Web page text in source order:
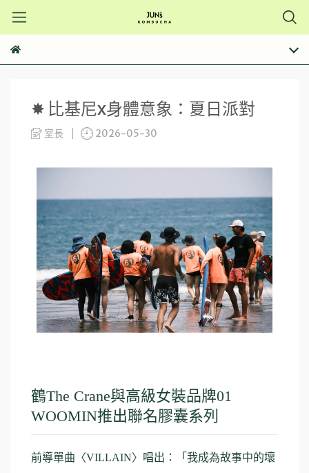
✸ 比基尼x身體意象：夏日派對
室長 2026-05-30
鶴The Crane與高級女裝品牌01
WOOMIN推出聯名膠囊系列
前導單曲〈VILLAIN〉唱出：「我成為故事中的壞